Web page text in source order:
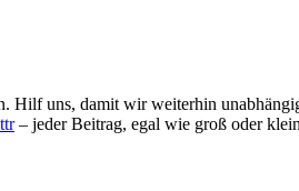
Hilf uns, damit wir weiterhin
– jeder Beitrag, egal wie groß oder